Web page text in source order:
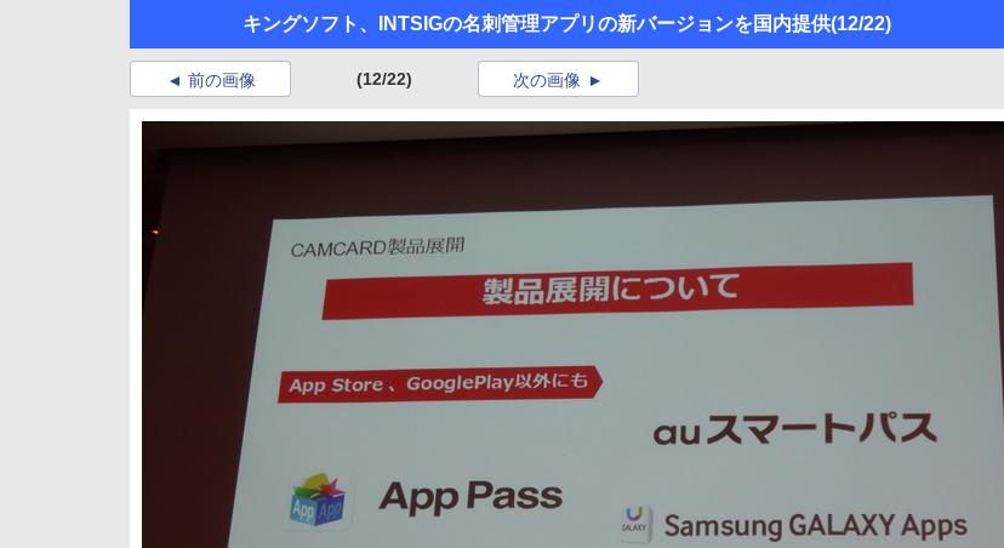
キングソフト、INTSIGの名刺管理アプリの新バージョンを国内提供(12/22)
前の画像 (12/22) 次の画像